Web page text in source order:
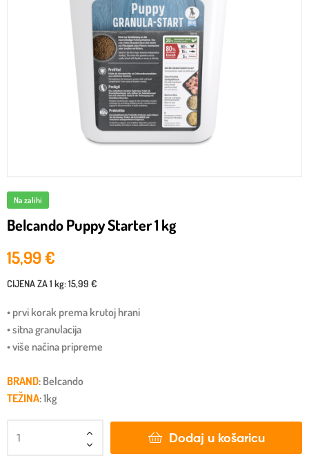
Na zalihi
Belcando Puppy Starter 1 kg
15,99€
CIJENA ZA1 kg:15,99 €
• prvi korak prema krutoj hrani
• sitna granulacija
• više načina pripreme
BRAND: Belcando
TEŽINA: 1kg
Dodaj u košaricu